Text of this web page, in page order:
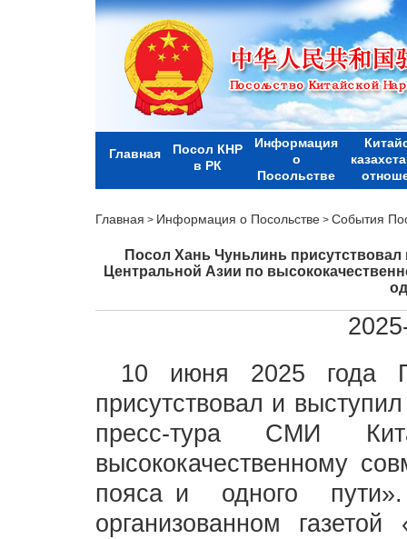
Главная
Посол КНР
в РК
Информация
о
Посольстве
Главная > Информация о Посольстве> События
Посол Хань Чуньлинь
Центральной Азии по
10 июня 2025 года
присутствовал и
пресс-тура СМИ
высококачественному
пояса и одного
организованном